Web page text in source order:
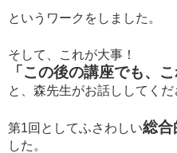
というワークをしました。
そして、これが大事！
「この後の講座でも、
と、森先生がお話ししてくだ
第1回としてふさわしい総合
した。